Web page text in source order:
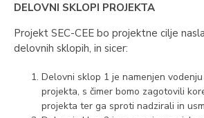
DELOVNI SKLOPI PROJEKTA
Projekt SEC-CEE bo projektne cilje
delovnih sklopih, in sicer:
Delovni sklop 1 je namenjen
projekta, s čimer bomo zagotovili
projekta ter ga sproti nadzirali in